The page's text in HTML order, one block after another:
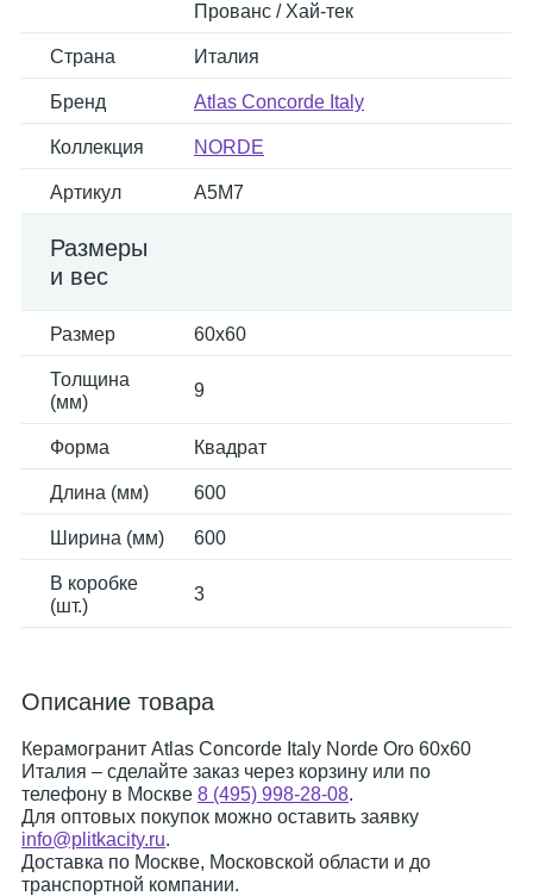
Прованс / Хай-тек
Страна Италия
Бренд Atlas Concorde Italy
Коллекция NORDE
Артикул A5M7
Размеры
и вес
Размер 60x60
Толщина
(мм)
9
Форма Квадрат
Длина (мм) 600
Ширина (мм) 600
В коробке
(шт.)
3
Описание товара
Керамогранит Atlas Concorde Italy Norde Oro 60x60
Италия – сделайте заказ через корзину или по
телефону в Москве 8 (495) 998-28-08.
Для оптовых покупок можно оставить заявку
info@plitkacity.ru.
Доставка по Москве, Московской области и до
транспортной компании.